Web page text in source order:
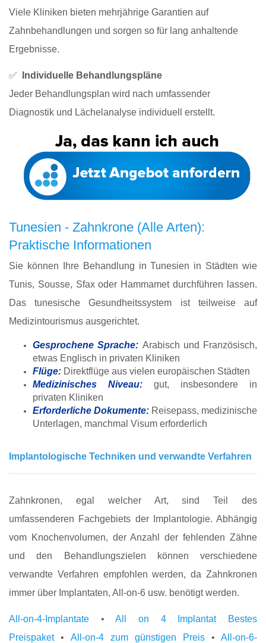
Viele Kliniken bieten mehrjährige Garantien auf
Zahnbehandlungen und sorgen so für lang anhaltende
Ergebnisse.
✅
Individuelle Behandlungspläne
Jeder Behandlungsplan wird nach umfassender
Diagnostik und Lächelanalyse individuell erstellt.
Tunesien - Zahnkrone (Alle Arten):
Praktische Informationen
Sie können Ihre Behandlung in Tunesien in Städten wie
Tunis, Sousse, Sfax oder Hammamet durchführen lassen.
Das tunesische Gesundheitssystem ist teilweise auf
Medizintourismus ausgerichtet.
Gesprochene Sprache: Arabisch und Französisch,
etwas Englisch in privaten Kliniken
Flüge: Direktflüge aus vielen europäischen Städten
Medizinisches Niveau: gut, insbesondere in
privaten Kliniken
Erforderliche Dokumente: Reisepass, medizinische
Unterlagen, manchmal Visum erforderlich
Implantologische Techniken und verwandte Verfahren
Zahnkronen, egal welcher Art, sind Teil des
umfassenderen Fachgebiets der Implantologie. Abhängig
vom Knochenvolumen, der Anzahl der fehlenden Zähne
und den Behandlungszielen können verschiedene
verwandte Verfahren empfohlen werden, da Zahnkronen
immer über Implantaten, All-on-6 usw. benötigt werden.
All-on-4-Implantate •All on 4 Implantat Bestes
Preispaket• All-on-4 zum günstigen Preis • All-on-6-